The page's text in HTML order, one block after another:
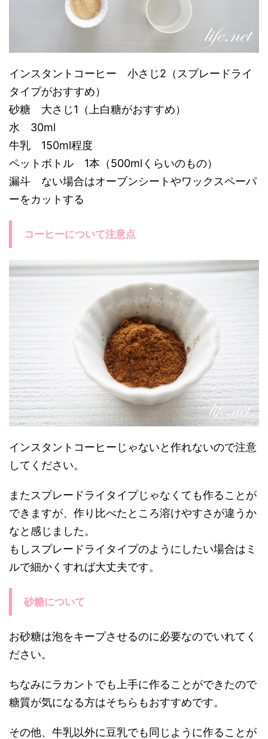
インスタントコーヒー 小さじ2（スプレードライ
タイプがおすすめ）
砂糖 大さじ1（上白糖がおすすめ）
水 30ml
牛乳 150ml程度
ペットボトル 1本（500mlくらいのもの）
漏斗 ない場合はオーブンシートやワックスペーパ
ーをカットする
コーヒーについて注意点
インスタントコーヒーじゃないと作れないので注意
してください。
またスプレードライタイプじゃなくても作ることが
できますが、作り比べたところ溶けやすさが違うか
なと感じました。
もしスプレードライタイプのようにしたい場合はミ
ルで細かくすれば大丈夫です。
砂糖について
お砂糖は泡をキープさせるのに必要なのでいれてく
ださい。
ちなみにラカントでも上手に作ることができたので
糖質が気になる方はそちらもおすすめです。
その他、牛乳以外に豆乳でも同じように作ることが